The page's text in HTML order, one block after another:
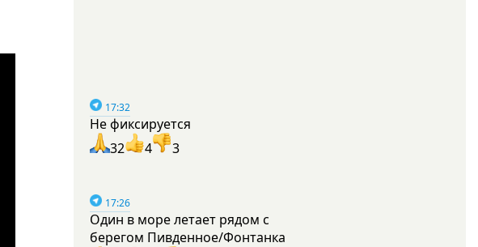
17:32
Не фиксируется
32
4 3
17:26
Один в море летает рядом с
берегом Пивденное/Фонтанка